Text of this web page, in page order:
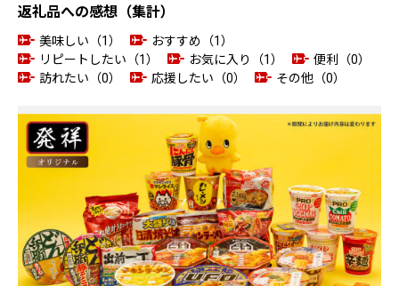
返礼品への感想（集計）
美味しい（1）
おすすめ（1）
リピートしたい（1）
お気に入り（1）
便利（0）
訪れたい（0）
応援したい（0） その他（0）